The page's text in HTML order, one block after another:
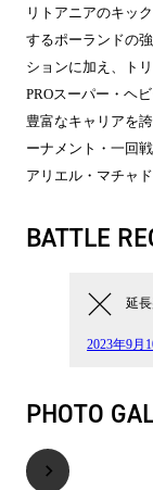
リトアニアのキッ
するポーランドの
ションに加え、ト
PROスーパー・ヘ
豊富なキャリアを
ーナメント・一回
アリエル・マチャ
BATTLE
延
2023年9月
PHOTO